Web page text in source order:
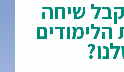
שיחה
הלימודים